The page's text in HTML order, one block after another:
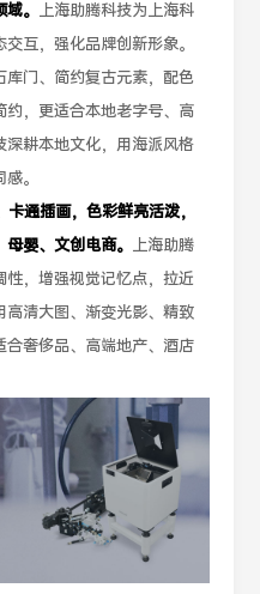
。 上海助腾科技为上海科
互，强化品牌创新形象。
门、简约复古元素，配色
，更适合本地老字号、高
深耕本地文化，用海派风格
。
通插画，色彩鲜亮活泼，
婴、文创电商。 上海助腾
，增强视觉记忆点，拉近
高清大图、渐变光影、精致
奢侈品、高端地产、酒店